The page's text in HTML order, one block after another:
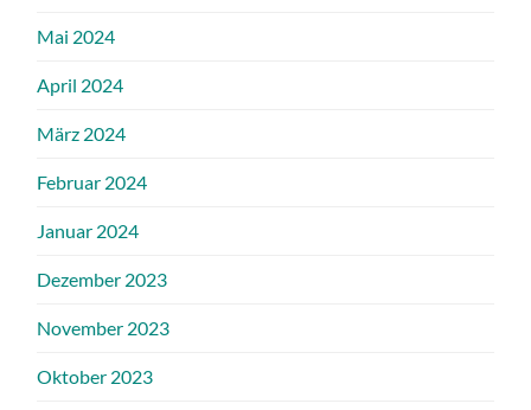
Mai 2024
April 2024
März 2024
Februar 2024
Januar 2024
Dezember 2023
November 2023
Oktober 2023